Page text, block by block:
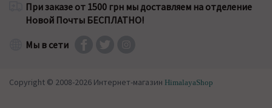
При заказе от 1500 грн мы доставляем на отделение
Новой Почты БЕСПЛАТНО!
Мы в сети
Copyright © 2008-2026 Интернет-магазин HimalayaShop